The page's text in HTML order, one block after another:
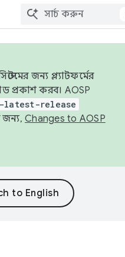
জন্য প্ল্যাটফর্মের
প্রকাশ করব। AOSP
latest-release
জন্য, Changes to AOSP